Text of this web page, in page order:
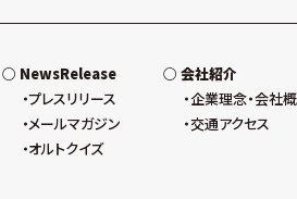
NewsRelease
プレスリリース
メールマガジン
オルトクイズ
会社紹介
企業理念・会社
交通アクセス